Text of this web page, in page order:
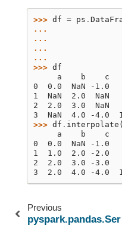
>>> df = ps .
...
...
...
...
>>> df
a    b    c
0  0.0  NaN -1.0
1  NaN  2.0  NaN
2  2.0  3.0  NaN
3  NaN  4.0 -4.0
>>> df . interpolate (
a    b    c
0  0.0  NaN -1.0
1  1.0  2.0 -2.0
2  2.0  3.0 -3.0
3  2.0  4.0 -4.0
Previous